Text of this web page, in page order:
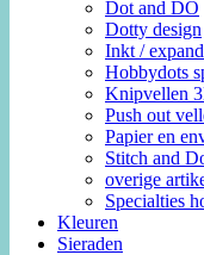
Dot and DO
Dotty design
Inkt /
Hobbydots
Knipvellen
Push out
Papier en
Stitch and
overige
Specialties
Kleuren
Sieraden